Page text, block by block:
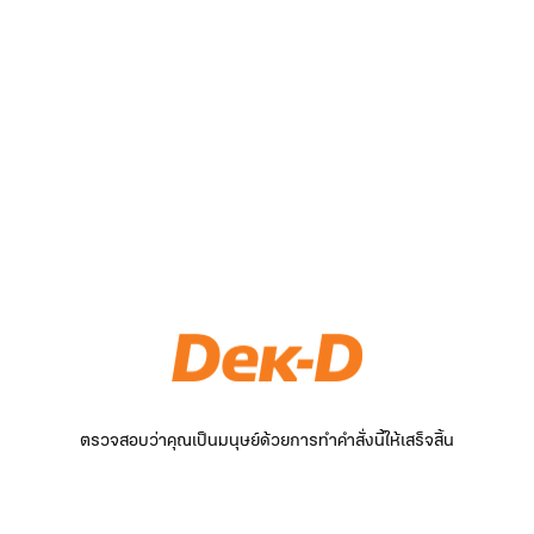
ตรวจสอบว่าคุณเป็นมนุษย์ด้วยการทำคำสั่งนี้ให้เสร็จสิ้น